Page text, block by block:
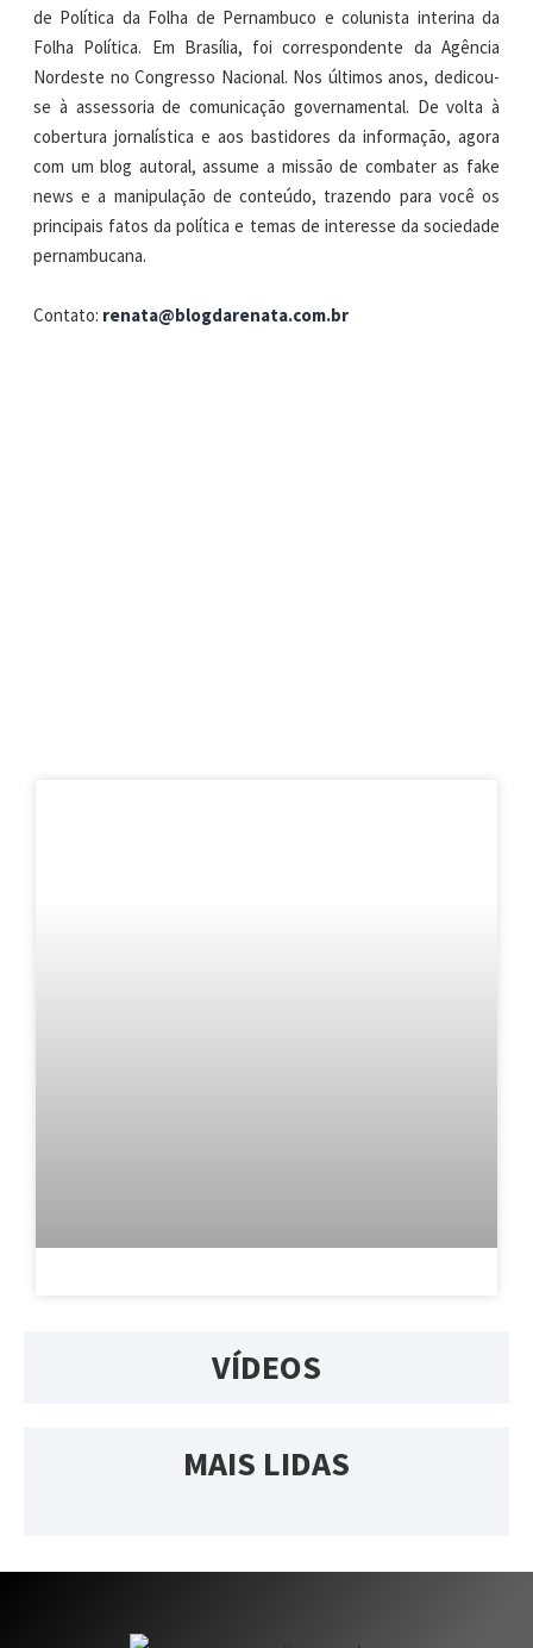
de Política da Folha de Pernambuco e colunista interina da
Folha Política. Em Brasília, foi correspondente da Agência
Nordeste no Congresso Nacional. Nos últimos anos, dedicou-
se à assessoria de comunicação governamental. De volta à
cobertura jornalística e aos bastidores da informação, agora
com um blog autoral, assume a missão de combater as fake
news e a manipulação de conteúdo, trazendo para você os
principais fatos da política e temas de interesse da sociedade
pernambucana.
Contato: renata@blogdarenata.com.br
VÍDEOS
MAIS LIDAS